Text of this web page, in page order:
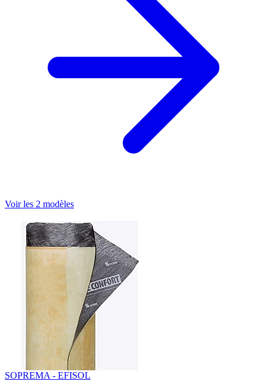
Voir les 2 modèles
SOPREMA - EFISOL